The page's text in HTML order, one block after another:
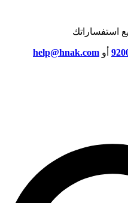
استفساراتك
أو help@hnak.com